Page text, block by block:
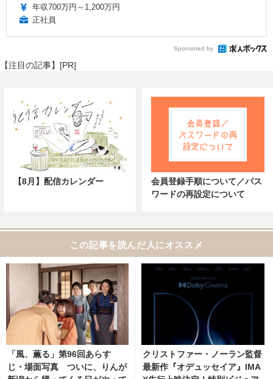
年収700万円～1,200万円
正社員
Sponsored by
【注目の記事】[PR]
【8月】配信カレンダー
会員登録手順について／パス
ワードの再設定について
この記事を読んだ人にオススメ
「風、薫る」第96回あらす
じ・場面写真 ついに、りんが
クリストファー・ノーラン監督
最新作『オデュッセイア』IMA